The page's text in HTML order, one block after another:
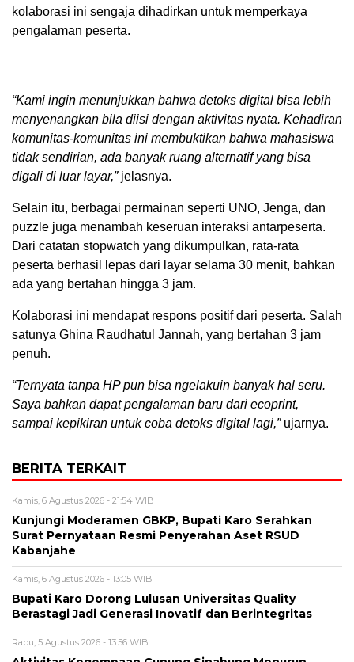
kolaborasi ini sengaja dihadirkan untuk memperkaya
pengalaman peserta.
“Kami ingin menunjukkan bahwa detoks digital bisa lebih
menyenangkan bila diisi dengan aktivitas nyata. Kehadiran
komunitas-komunitas ini membuktikan bahwa mahasiswa
tidak sendirian, ada banyak ruang alternatif yang bisa
digali di luar layar,”jelasnya.
Selain itu, berbagai permainan seperti UNO, Jenga, dan
puzzle juga menambah keseruan interaksi antarpeserta.
Dari catatan stopwatch yang dikumpulkan, rata-rata
peserta berhasil lepas dari layar selama 30 menit, bahkan
ada yang bertahan hingga 3 jam.
Kolaborasi ini mendapat respons positif dari peserta. Salah
satunya Ghina Raudhatul Jannah, yang bertahan 3 jam
penuh.
“Ternyata tanpa HP pun bisa ngelakuin banyak hal seru.
Saya bahkan dapat pengalaman baru dari ecoprint,
sampai kepikiran untuk coba detoks digital lagi,”ujarnya.
BERITA TERKAIT
Kamis, 6 Agustus 2026 - 21:54 WIB
Kunjungi Moderamen GBKP, Bupati Karo Serahkan
Surat Pernyataan Resmi Penyerahan Aset RSUD
Kabanjahe
Kamis, 6 Agustus 2026 - 13:05 WIB
Bupati Karo Dorong Lulusan Universitas Quality
Berastagi Jadi Generasi Inovatif dan Berintegritas
Rabu, 5 Agustus 2026 - 13:56 WIB